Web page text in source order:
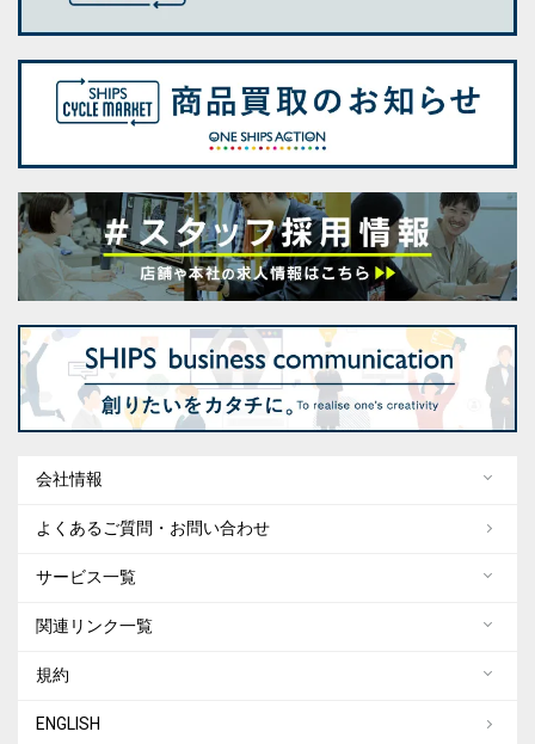
会社情報
よくあるご質問・お問い合わせ
サービス一覧
関連リンク一覧
規約
ENGLISH